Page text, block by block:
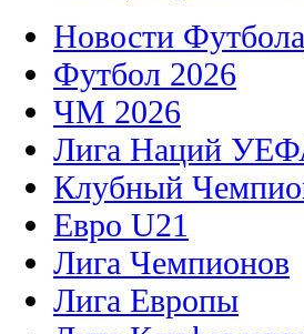
Новости Футбола
Футбол 2026
ЧМ 2026
Лига Наций
Клубный
Евро U21
Лига Чемпионов
Лига Европы